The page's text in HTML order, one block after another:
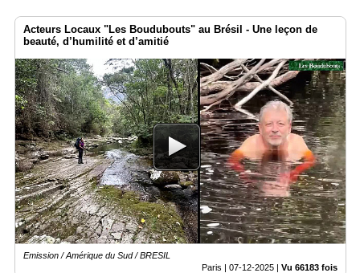
Acteurs Locaux "Les Boudubouts" au Brésil - Une leçon de
beauté, d’humilité et d’amitié
Emission / Amérique du Sud / BRESIL
Paris | 07-12-2025 | Vu 66183 fois